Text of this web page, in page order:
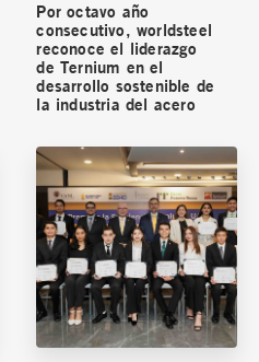
Por octavo año
consecutivo, worldsteel
reconoce el liderazgo
de Ternium en el
desarrollo sostenible de
la industria del acero